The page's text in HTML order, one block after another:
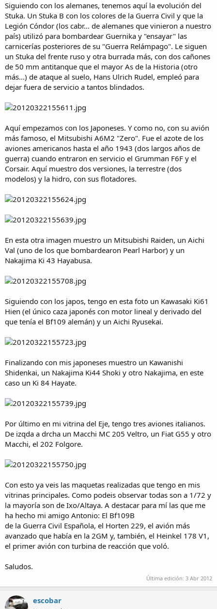
Siguiendo con los alemanes, tenemos aquí la evolución del
Stuka. Un Stuka B con los colores de la Guerra Civil y que la
Legión Cóndor (los cabr... de alemanes que vinieron a nuestro
país) utilizó para bombardear Guernika y "ensayar" las
carnicerías posteriores de su "Guerra Relámpago". Le siguen
un Stuka del frente ruso y otra burrada más, con dos cañones
de 50 mm antitanque que el mayor As de la Historia (otro
más...) de ataque al suelo, Hans Ulrich Rudel, empleó para
dejar fuera de servicio a tantos blindados.
Aquí empezamos con los Japoneses. Y como no, con su avión
más famoso, el Mitsubishi A6M2 "Zero". Fue el azote de los
aviones americanos hasta el año 1943 (dos largos años de
guerra) cuando entraron en servicio el Grumman F6F y el
Corsair. Aquí muestro dos versiones, la terrestre (dos
modelos) y la hidro, con sus flotadores.
En esta otra imagen muestro un Mitsubishi Raiden, un Aichi
Val (uno de los que bombardearon Pearl Harbor) y un
Nakajima Ki 43 Hayabusa.
Siguiendo con los japos, tengo en esta foto un Kawasaki Ki61
Hien (el único caza japonés con motor lineal y derivado del
que tenía el Bf109 alemán) y un Aichi Ryusekai.
Finalizando con mis japoneses muestro un Kawanishi
Shidenkai, un Nakajima Ki44 Shoki y otro Nakajima, en este
caso un Ki 84 Hayate.
Por último en mi vitrina del Eje, tengo tres aviones italianos.
De izqda a drcha un Macchi MC 205 Veltro, un Fiat G55 y otro
Macchi, el 202 Folgore.
Con esto ya veis las maquetas realizadas que tengo en mis
vitrinas principales. Como podeis observar todas son a 1/72 y
la mayoría son de Ixo/Altaya. A destacar para mí las que me
ha hecho mi amigo Antonio: El Bf109B
de la Guerra Civil Española, el Horten 229, el avión más
avanzado que había en la 2GM y, también, el Heinkel 178 V1,
el primer avión con turbina de reacción que voló.
Saludos.
Última edición: 3 Abr 2012
escobar